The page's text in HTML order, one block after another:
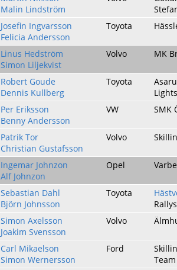
Malin Lindström
Josefin Ingvarsson
Felicia Andersson
Toyota
Linus Hedström
Simon Liljekvist
Volvo MK
Robert Goude
Dennis Kullberg
Toyota
Per Eriksson
Benny Andersson
VW SMK
Patrik Tor
Christian Gustafsson
Volvo
Ingemar Johnzon
Alf Johnzon
Opel
Sebastian Dahl
Björn Johnsson
Toyota
Simon Axelsson
Joakim Svensson
Volvo
Carl Mikaelson
Simon Wernersson
Ford